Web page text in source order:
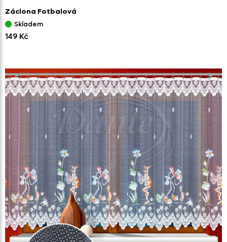
Záclona Fotbalová
Skladem
149 Kč